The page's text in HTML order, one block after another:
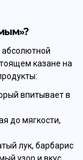
абсолютной
казане на
впитывает в
до мягкости,
лук, барбарис